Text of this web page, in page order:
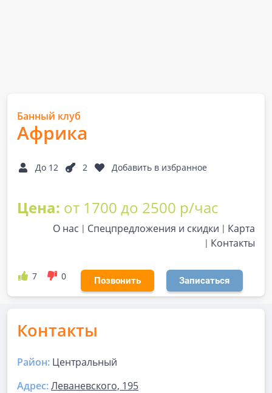
Банный клуб
Африка
До 12 2 Добавить в избранное
Цена: от 1700 до 2500 р/час
О нас Спецпредложения и скидки
Карта
Контакты
7 0 Позвонить Записаться
Контакты
Район: Центральный
Адрес:Леваневского, 195